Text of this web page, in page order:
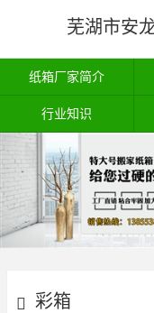
芜湖市安
纸箱厂家简介
行业知识
彩箱